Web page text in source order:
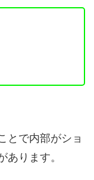
とで内部がショ
ります。